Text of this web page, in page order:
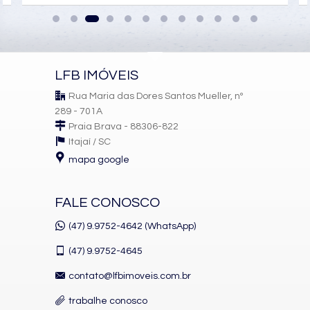
Espaço beauty
Uma estrutura completa para quem deseja viver com mais
saúde, tranquilidade e diversão.
Localização que valoriza tempo,
tudo a pé, otimizar sua rotina e viver próximo das melhores
Além de tudo, trata-se de uma região de alta valorização, ideal
LFB IMÓVEIS
Rua Maria das Dores Santos Mueller, nº
289 - 701A
Praia Brava - 88306-822
Itajaí / SC
mapa google
FALE CONOSCO
(47) 9.9752-4642 (WhatsApp)
(47) 9.9752-4645
contato@lfbimoveis.com.br
trabalhe conosco